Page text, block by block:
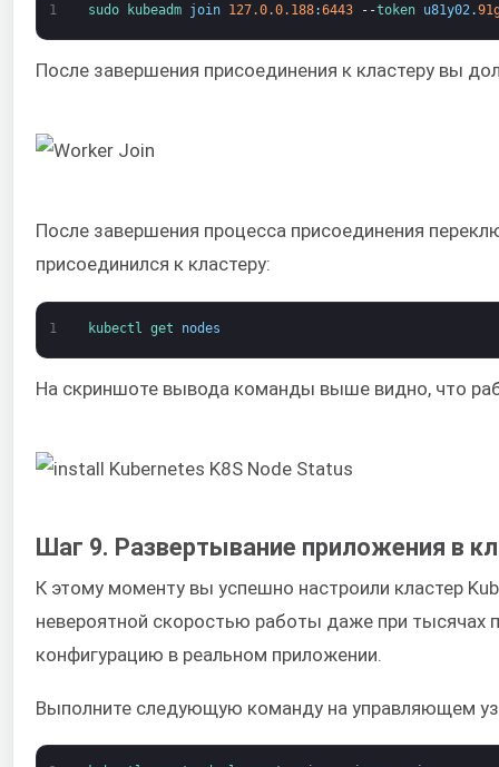
1 sudo kubeadm join 127.0.0.188:6443 --token u81y02 .
После завершения присоединения к кластеру вы
После завершения процесса присоединения
присоединился к кластеру:
1 kubectl get nodes
На скриншоте вывода команды выше видно, что
Шаг 9. Развертывание приложения в
К этому моменту вы успешно настроили кластер
невероятной скоростью работы даже при тысячах
конфигурацию в реальном приложении.
Выполните следующую команду на управляющем